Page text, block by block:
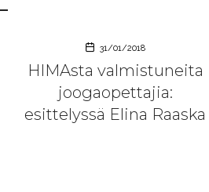
31/01/2018
HIMAsta valmistuneita
joogaopettajia:
esittelyssä Elina Raaska